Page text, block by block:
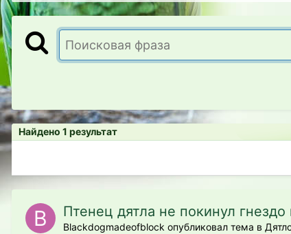
Найдено 1 результат
Птенец дятла не покинул
Blackdogmadeofblock опубликовал тема в